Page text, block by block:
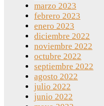
marzo 2023
febrero 2023
enero 2023
diciembre 2022
noviembre 2022
octubre 2022
septiembre 2022
agosto 2022
julio 2022
junio 2022